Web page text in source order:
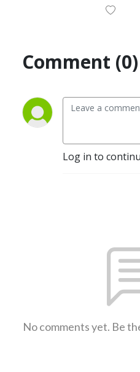
Comment (0)
Log in to
No comments yet. Be